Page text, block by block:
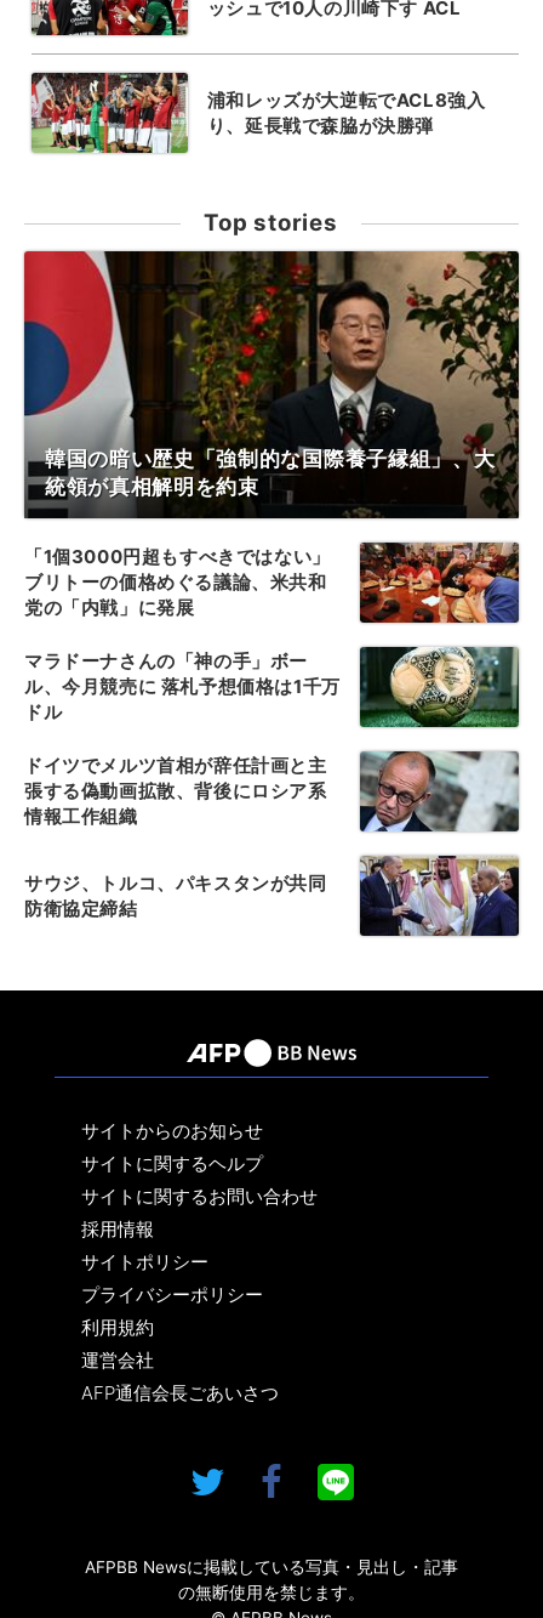
ッシュで10人の川崎下す ACL
浦和レッズが大逆転でACL8強入
り、延長戦で森脇が決勝弾
Top stories
韓国の暗い歴史「強制的な国際養子縁組」、大
統領が真相解明を約束
「1個3000円超もすべきではない」
ブリトーの価格めぐる議論、米共和
党の「内戦」に発展
マラドーナさんの「神の手」ボー
ル、今月競売に 落札予想価格は1千万
ドル
ドイツでメルツ首相が辞任計画と主
張する偽動画拡散、背後にロシア系
情報工作組織
サウジ、トルコ、パキスタンが共同
防衛協定締結
サイトからのお知らせ
サイトに関するヘルプ
サイトに関するお問い合わせ
採用情報
サイトポリシー
プライバシーポリシー
利用規約
運営会社
AFP通信会長ごあいさつ
AFPBB Newsに掲載している写真・見出し・記事
の無断使用を禁じます。